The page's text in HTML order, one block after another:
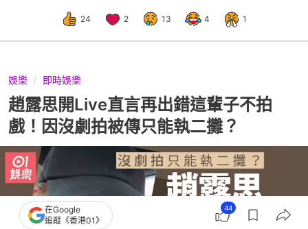
24 2 13 4 1
娛樂 即時娛樂
趙露思開Live直言再出錯這輩子不拍
戲！因沒劇拍被傳只能執二攤？
在Google
追蹤《香港01》
44